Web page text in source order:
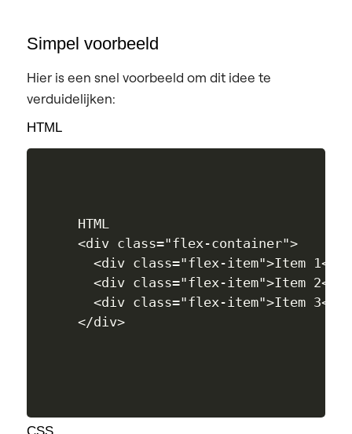
Simpel voorbeeld
Hier is een snel voorbeeld om dit idee te
verduidelijken:
HTML
HTML
<div class="flex-container">
<div class="flex-item">Item 1</
<div class="flex-item">Item 2</
<div class="flex-item">Item 3</